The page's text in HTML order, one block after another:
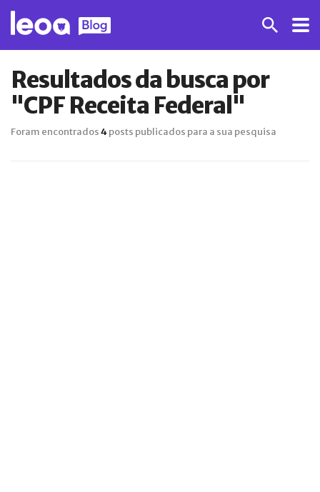
Resultados da busca por
"CPF Receita Federal"
Foram encontrados4posts publicados para a sua pesquisa